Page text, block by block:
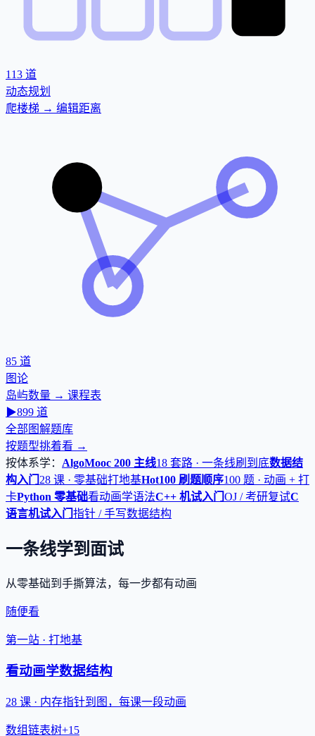
113 道
动态规划
爬楼梯 → 编辑距离
85 道
图论
岛屿数量 → 课程表
▶899 道
全部图解题库
按题型挑着看 →
按体系学： AlgoMooc 200 主线18 套路 · 一条线刷到底数据结
构入门 28 课 · 零基础打地基Hot100 刷题顺序100 题 · 动画 + 打
卡Python 零基础看动画学语法C++ 机试入门 OJ / 考研复试C
语言机试入门 指针 / 手写数据结构
一条线学到面试
从零基础到手撕算法，每一步都有动画
随便看
第一站 · 打地基
看动画学数据结构
28 课 · 内存指针到图，每课一段动画
数组链表树+15